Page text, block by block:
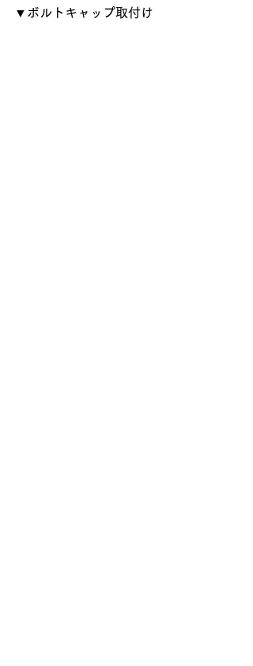
▼ボルトキャップ取付け